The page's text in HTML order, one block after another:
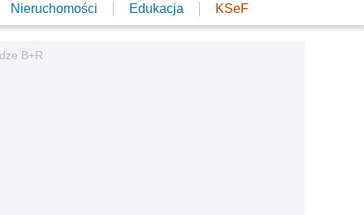
Nieruchomości Edukacja KSeF
B+R